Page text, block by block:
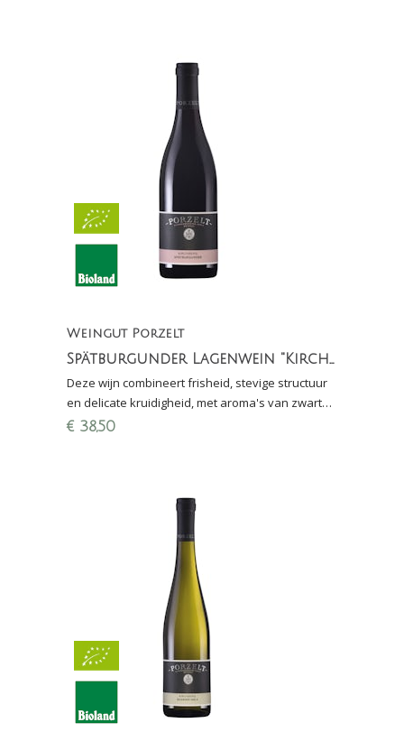
Weingut Porzelt
Spätburgunder Lagenwein "Kirchberg" 2018
Deze wijn combineert frisheid, stevige structuur
en delicate kruidigheid, met aroma's van zwarte
kers, chocolade en subtiele houttonen.
€ 38,50